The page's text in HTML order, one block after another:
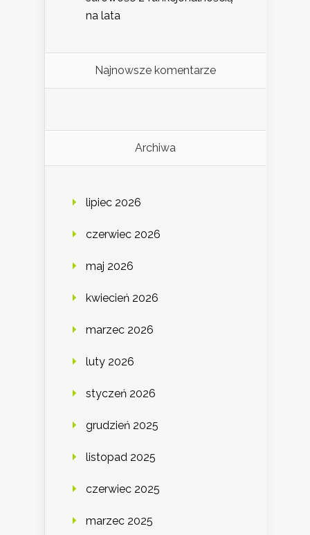
na lata
Najnowsze komentarze
Archiwa
lipiec 2026
czerwiec 2026
maj 2026
kwiecień 2026
marzec 2026
luty 2026
styczeń 2026
grudzień 2025
listopad 2025
czerwiec 2025
marzec 2025